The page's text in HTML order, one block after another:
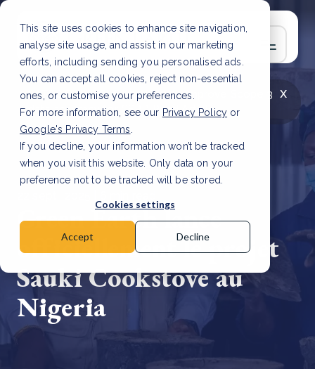
This site uses cookies to enhance site navigation,
analyse site usage, and assist in our marketing
efforts, including sending you personalised ads.
You can accept all cookies, reject non-essential
ones, or customise your preferences.
For more information, see our Privacy Policy or
Google's Privacy Terms
If you decline, your information won’t be tracked
when you visit this website. Only data on your
preference not to be tracked will be stored.
Cookies settings
Accept Decline
x
LATEST ARTICLE
How to improve Scope 3
data accuracy for CSRD Read Article
Green Earth lance
officiellement le projet
Sauki Cookstove au
Nigeria